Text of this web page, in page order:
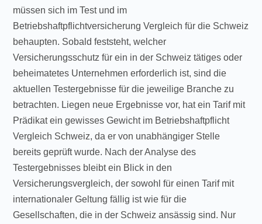
müssen sich im Test und im
Betriebshaftpflichtversicherung Vergleich für die Schweiz
behaupten. Sobald feststeht, welcher
Versicherungsschutz für ein in der Schweiz tätiges oder
beheimatetes Unternehmen erforderlich ist, sind die
aktuellen Testergebnisse für die jeweilige Branche zu
betrachten. Liegen neue Ergebnisse vor, hat ein Tarif mit
Prädikat ein gewisses Gewicht im Betriebshaftpflicht
Vergleich Schweiz, da er von unabhängiger Stelle
bereits geprüft wurde. Nach der Analyse des
Testergebnisses bleibt ein Blick in den
Versicherungsvergleich, der sowohl für einen Tarif mit
internationaler Geltung fällig ist wie für die
Gesellschaften, die in der Schweiz ansässig sind. Nur